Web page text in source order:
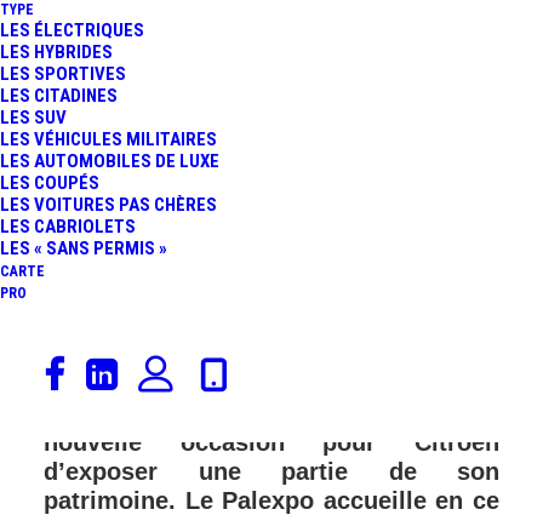
TYPE
LES ÉLECTRIQUES
LES HYBRIDES
LES SPORTIVES
LES CITADINES
LES SUV
LES VÉHICULES MILITAIRES
LES AUTOMOBILES DE LUXE
LES COUPÉS
LES VOITURES PAS CHÈRES
LES CABRIOLETS
LES « SANS PERMIS »
CARTE
PRO
Faut-il rappeler que la marque aux
chevrons fête son centenaire cette
nouvelle occasion pour Citroën
d’exposer une partie de son
patrimoine. Le Palexpo accueille en ce